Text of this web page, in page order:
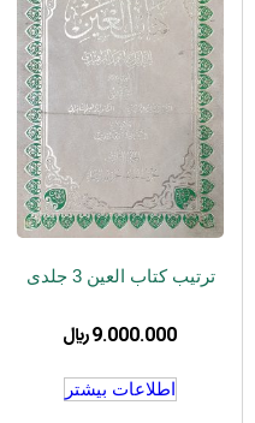
ترتیب کتاب العین 3 جلدی
9.000.000 ﷼
اطلاعات بیشتر